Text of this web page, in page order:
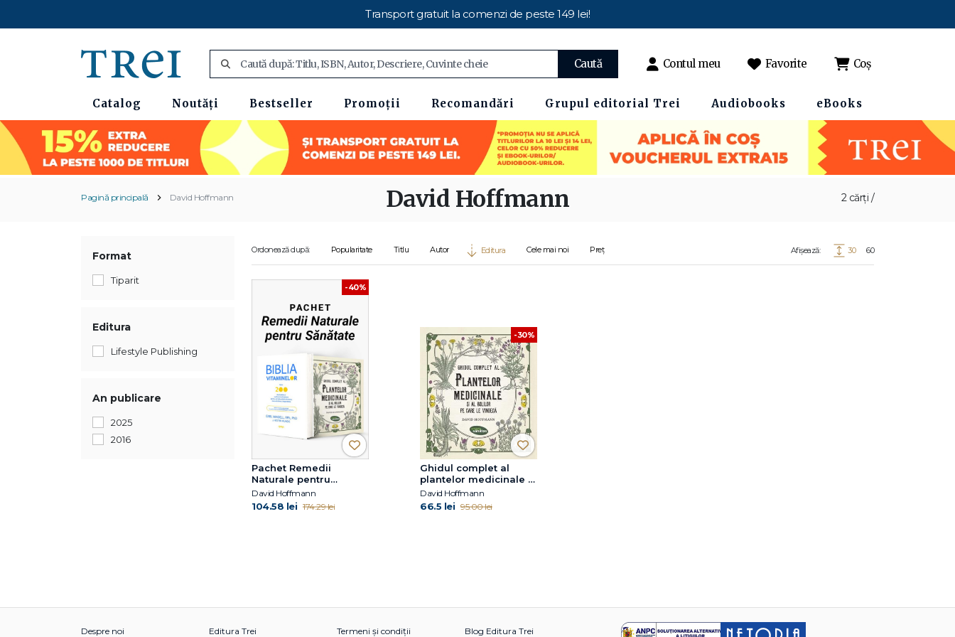
Transport gratuit la comenzi de peste 149 lei!
Caută Contul meu Favorite Coș
Catalog Noutăți Bestseller Promoții Recomandări Grupul editorial Trei Audiobooks eBooks
Pagină principală David Hoffmann 2 cărți /
David Hoffmann
Format
Tiparit
Editura
Lifestyle Publishing
An publicare
2025
2016
Ordonează după: Popularitate Titlu Autor Editura Cele mai noi Preț Afișează: 30 60
-40%
Pachet Remedii
Naturale pentru
Sănătate
David Hoffmann
104.58 lei 174.29 lei
-30%
Ghidul complet al
plantelor medicinale și
al bolilor pe care le
vindecă
David Hoffmann
66.5 lei 95.00 lei
Despre noi Editura Trei Termeni și condiții Blog Editura Trei